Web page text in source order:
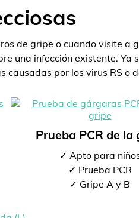
de gripe o cuando visite a
una infección existente. Ya
causadas por los virus RS o
Prueba PCR de la
✓ Apto para
✓ Prueba PCR
✓ Gripe A y B